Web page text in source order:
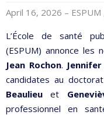
April 16, 2026 –
L’École de santé
(ESPUM) annonce les
Jean Rochon.
candidates au
Beaulieu et
professionnel en